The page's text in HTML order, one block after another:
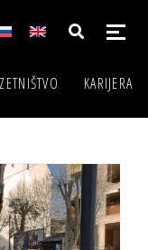
KARIJERA